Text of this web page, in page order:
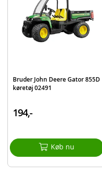
Detaljer:
Mål: 50 x 19,5 x 23,5 cm
Skala 1:16
Produktdetaljer
Model
Mærke
Bruder John Deere Gator 855D
køretøj 02491
194,-
Køb nu